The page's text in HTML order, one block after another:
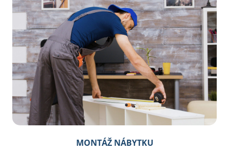
MONTÁŽ NÁBYTKU